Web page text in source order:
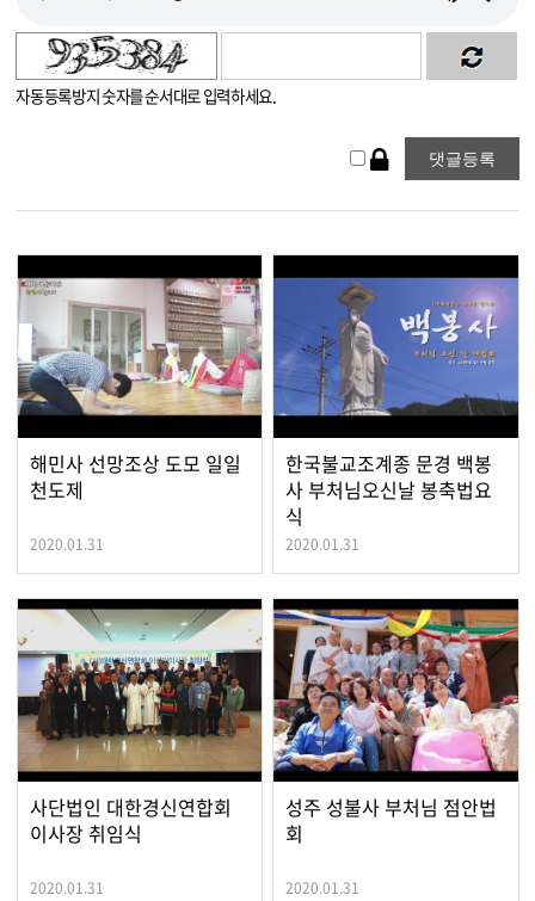
자동등록방지 숫자를 순서대로 입력하세요.
해민사 선망조상 도모 일일
천도제
2020.01.31
한국불교조계종 문경 백봉
사 부처님오신날 봉축법요
식
2020.01.31
사단법인 대한경신연합회
이사장 취임식
2020.01.31
성주 성불사 부처님 점안법
회
2020.01.31